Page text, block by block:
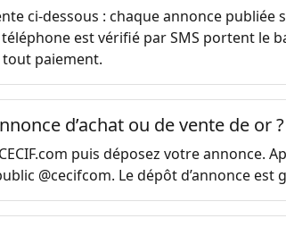
ci-dessous : chaque annonce
est vérifié par SMS portent le
paiement.
d’achat ou de vente de or ?
puis déposez votre annonce.
@cecifcom. Le dépôt d’annonce est